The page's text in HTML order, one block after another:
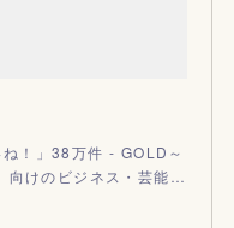
！」38万件 - GOLD～
向けのビジネス・芸能…